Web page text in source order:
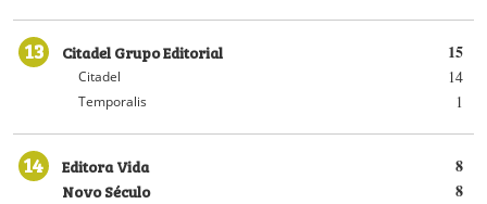
13 15
Citadel Grupo Editorial
14
Citadel
1
Temporalis
14 8
Editora Vida
8
Novo Século